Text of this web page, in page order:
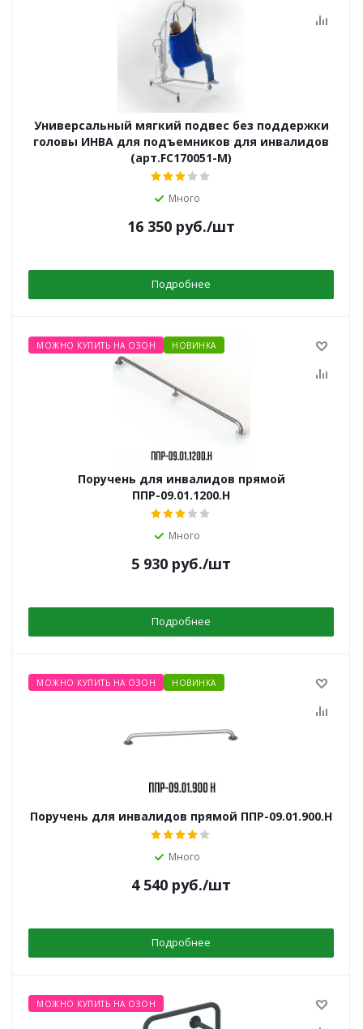
Универсальный мягкий подвес без поддержки
головы ИНВА для подъемников для инвалидов
(арт.FC170051-М)
Много
16 350 руб./шт
Подробнее
МОЖНО КУПИТЬ НА ОЗОН НОВИНКА
Поручень для инвалидов прямой
ППР-09.01.1200.Н
Много
5 930 руб./шт
Подробнее
МОЖНО КУПИТЬ НА ОЗОН НОВИНКА
Поручень для инвалидов прямой ППР-09.01.900.Н
Много
4 540 руб./шт
Подробнее
МОЖНО КУПИТЬ НА ОЗОН